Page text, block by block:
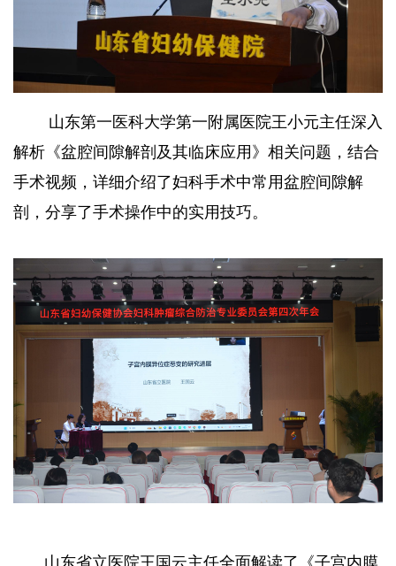
山东第一医科大学第一附属医院王小元主任深入
解析《盆腔间隙解剖及其临床应用》相关问题，结合
手术视频，详细介绍了妇科手术中常用盆腔间隙解
剖，分享了手术操作中的实用技巧。